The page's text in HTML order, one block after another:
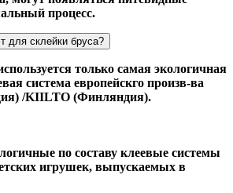
процесс.
для склейки бруса?
только самая экологичная
система европейскго произв-ва
/KIILTO (Финляндия).
по составу клеевые системы
игрушек, выпускаемых в